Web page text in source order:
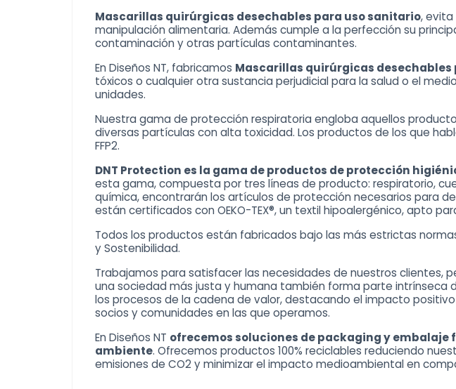
Mascarillas quirúrgicas desechables para uso sanitario, evita
manipulación alimentaria. Además cumple a la perfección su
contaminación y otras partículas contaminantes.
En Diseños NT, fabricamos Mascarillas quirúrgicas desechables
tóxicos o cualquier otra sustancia perjudicial para la salud o el
unidades.
Nuestra gama de protección respiratoria engloba aquellos
diversas partículas con alta toxicidad. Los productos de los que
FFP2.
DNT Protection es la gama de productos de protección
esta gama, compuesta por tres líneas de producto: respiratorio,
química, encontrarán los artículos de protección necesarios para
están certificados con OEKO-TEX®, un textil hipoalergénico, apto
Todos los productos están fabricados bajo las más estrictas
ySostenibilidad.
Trabajamos para satisfacer las necesidades de nuestros clientes,
una sociedad más justa y humana también forma parte
los procesos de la cadena de valor, destacando el impacto
socios y comunidades en las que operamos.
En Diseños NT ofrecemos soluciones de packaging y embalaje
ambiente. Ofrecemos productos 100% reciclables reduciendo
emisiones de CO2 y minimizar el impacto medioambiental en